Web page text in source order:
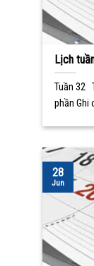
Lịch
Tuần 32
phần Ghi
28
Jun